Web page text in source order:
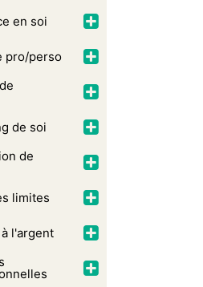
en soi
pro/perso
de soi
de
limites
l'argent